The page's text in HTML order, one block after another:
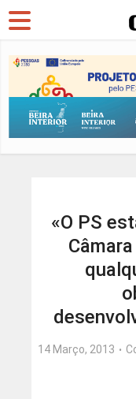
«O PS
14 Março, 2013